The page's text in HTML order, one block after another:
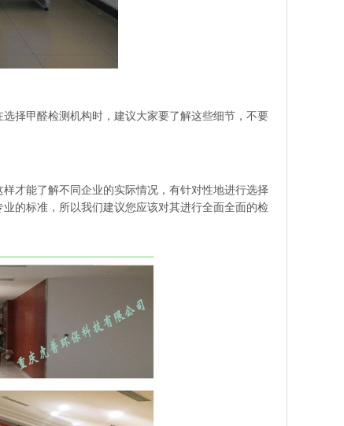
择甲醛检测机构时，建议大家要了解这些细节，不要
才能了解不同企业的实际情况，有针对性地进行选择
的标准，所以我们建议您应该对其进行全面全面的检